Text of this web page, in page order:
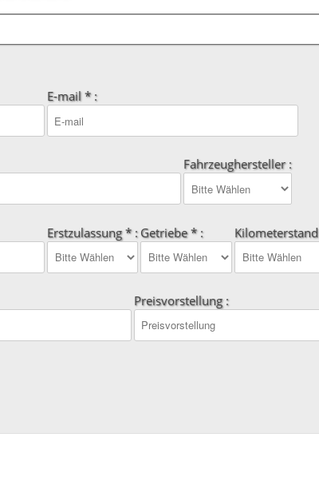
E-mail * :
Fahrzeughersteller :
Erstzulassung * : Getriebe * :
Preisvorstellung :